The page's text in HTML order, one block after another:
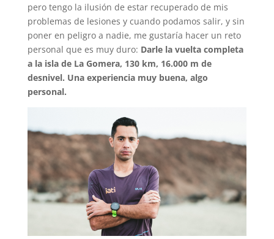
pero tengo la ilusión de estar recuperado de mis
problemas de lesiones y cuando podamos salir, y sin
poner en peligro a nadie, me gustaría hacer un reto
personal que es muy duro: Darle la vuelta completa
a la isla de La Gomera, 130 km, 16.000 m de
desnivel. Una experiencia muy buena, algo
personal.